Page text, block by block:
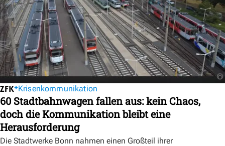
Krisenkommunikation
60 Stadtbahnwagen fallen aus: kein Chaos,
doch die Kommunikation bleibt eine
Herausforderung
Die Stadtwerke Bonn nahmen einen Großteil ihrer